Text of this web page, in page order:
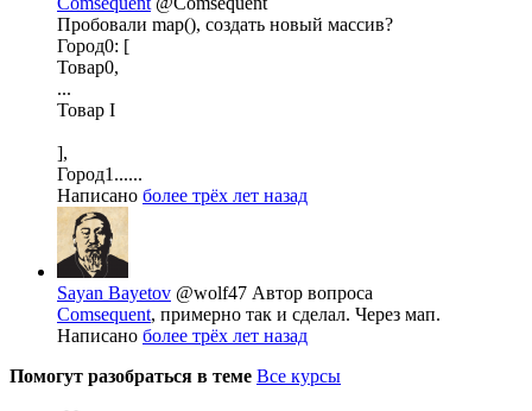
Пробовали map(), создать новый массив?
Город0: [
Товар0,
...
Товар I
],
Город1......
Написано более трёх лет назад
Sayan Bayetov @wolf47 Автор вопроса
Comsequent, примерно так и сделал. Через мап.
Написано более трёх лет назад
Помогут разобраться в теме Все курсы